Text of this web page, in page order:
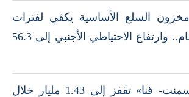
السلع الأساسية يكفي لفترات
آمنة تصل إلى عام.. وارتفاع الاحتياطي الأجنبي إلى 56.3
أرباح «مصر للأسمنت- قنا» تقفز إلى 1.43 مليار خلال